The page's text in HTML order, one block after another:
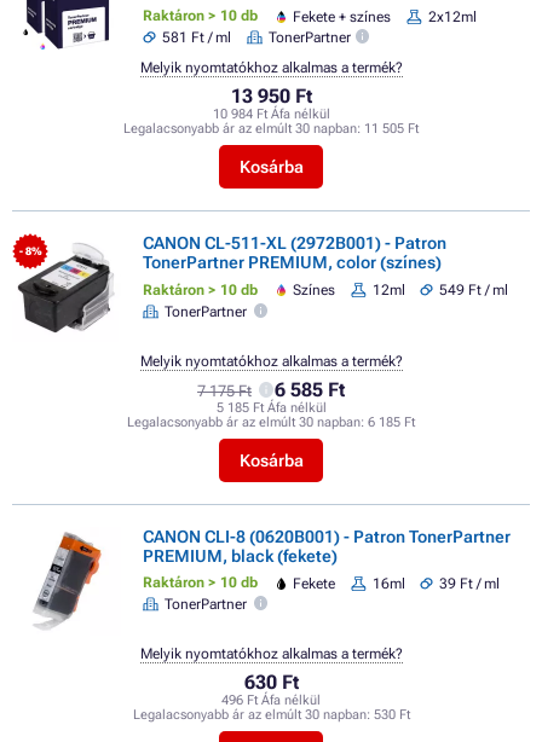
Raktáron > 10 db Fekete + színes
2x12ml
581 Ft / ml
TonerPartner
13 950 Ft
10 984 Ft Áfa nélkül
Legalacsonyabb ár az elmúlt 30 napban: 11 505 Ft
Kosárba
Melyik nyomtatókhoz alkalmas a termék?
- 8%
CANON CL-511-XL (2972B001) - Patron
TonerPartner PREMIUM, color (színes)
Raktáron > 10 db Színes 12ml
549 Ft / ml
TonerPartner
7 175 Ft 6 585 Ft
5 185 Ft Áfa nélkül
Legalacsonyabb ár az elmúlt 30 napban: 6 185 Ft
Kosárba
Melyik nyomtatókhoz alkalmas a termék?
CANON CLI-8 (0620B001) - Patron TonerPartner
PREMIUM, black (fekete)
Raktáron > 10 db Fekete 16ml
39 Ft / ml
TonerPartner
630 Ft
496 Ft Áfa nélkül
Legalacsonyabb ár az elmúlt 30 napban: 530 Ft
Melyik nyomtatókhoz alkalmas a termék?